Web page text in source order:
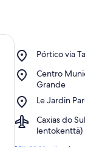
Pórtico via
Place,
via
Taquara
Centro
Grande
Place,
Centro
Municipal
de
Cultura
Várzea
Le Jardin
Place,
Jardin
Parque
de
Caxias do
lentokenttä)
Airport,
Caxias